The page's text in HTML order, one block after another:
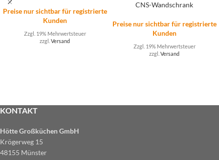
Preise nur sichtbar für registrierte
Kunden
Zzgl. 19% Mehrwertsteuer
zzgl. Versand
CNS-Wandschrank
Preise nur sichtbar für registrierte
Kunden
Zzgl. 19% Mehrwertsteuer
zzgl. Versand
KONTAKT
Hötte Großküchen GmbH
Krögerweg 15
48155 Münster